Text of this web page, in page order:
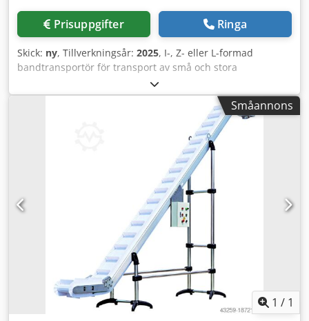
Prisuppgifter Ringa
Skick: ny, Tillverkningsår: 2025, I-, Z- eller L-formad
bandtransportör för transport av små och stora
volymprodukter, våta/fuktiga eller djupfrysta, till
vägningenheten. Öppen konstruktion, vågkantade band,
vattentålig, produktberörande delar är tillverkade av
polyuretan och certifierade enligt FDA 21 CFR 177.2600. -
Specifikationer: Transportfackens mått: L (anpassningsbar
efter produkt) x B250 x H50 mm; ram i rostfritt stål;
transporthastighet justerbar; transportörens mått: L
(beroende på transportvinkel) x B450 x H2500 mm.
Dcjdpfsv Nml Hjx Ai Tjk Maskinen/anläggningen finns även
tillgänglig i andra utföranden för olika
förpackningsstorlekar och förpackningshastigheter.
Observera att våra nypriser ofta ligger under de vanliga
begagnatpriserna. Kontakta oss gärna och beskriv ert
förpackningsbehov. - Vi har normalt 30–50 olika nya
maskiner direkt tillgängliga från lager. För kundanpassade
maskiner har vi mycket korta leveranstider från cirka 3
veckor. - Alla maskiner säljs med full garanti.
Småannons
1 / 1